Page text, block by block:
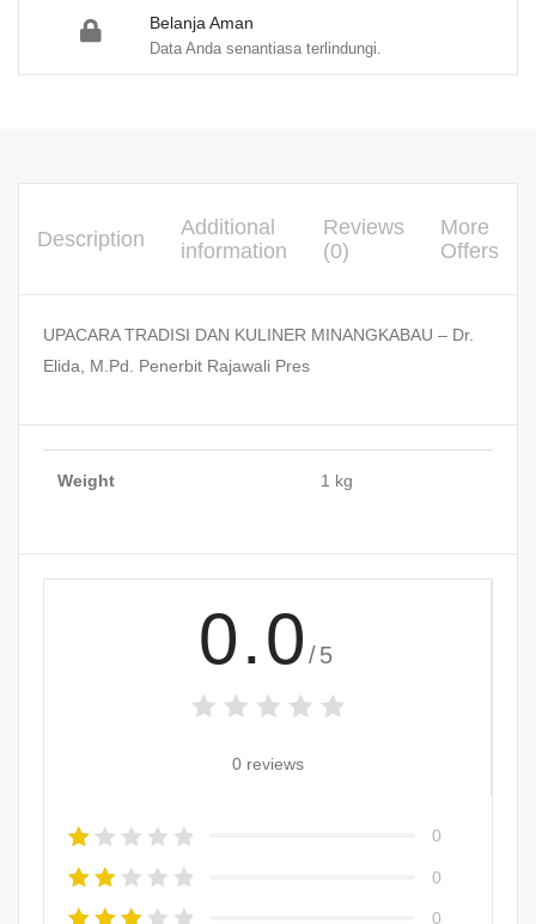
Belanja Aman
Data Anda senantiasa terlindungi.
Description
Additional
information
Reviews
(0)
More
Offers
UPACARA TRADISI DAN KULINER MINANGKABAU – Dr.
Elida, M.Pd. Penerbit Rajawali Pres
Weight 1 kg
0.0 /5
0 reviews
0
0
0